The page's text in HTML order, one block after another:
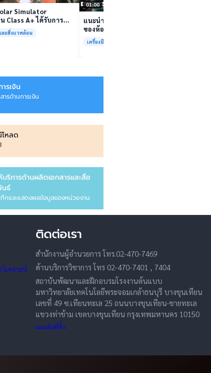
Simulator
Class A+ ได้รับการ
ตรฐาน ISO/IEC17025
บริการแล้ว
ละสิ่งแวดล้อม
01:00
แนะนำเครื่องมือวิเคราะห์ทดสอบ
ของห้องปฏิบัติการกลางเพื่อการ
วิเคราะห์กระบวนการและสิ่ง
แวดล้อม สรบ.มจธ.
เครื่องมือและการวิเคราะห์ทดสอบ
รเงิน
ารด้านการเงิน
โหลด
บริการด้านผลิตเอกสารและสื่อ
นธ์
กและแสดงผลข้อมูลของหน่วยงาน
เคราะห์
ติดต่อเรา
สำนักงานผู้อำนวยการ โทร.02-470-7469
ด้านบริการวิชาการ โทร 02-470-7401 , 7404
สถาบันพัฒนาและฝึกอบรมโรงงานต้นแบบ
มหาวิทยาลัยเทคโนโลยีพระจอมเกล้าธนบุรี บางขุนเทียน
เลขที่ 49 ซ.เทียนทะเล 25 ถนนบางขุนเทียน-ชายทะเล
แขวงท่าข้าม เขตบางขุนเทียน กรุงเทพมหานคร 10150
แผนผังที่ตั้ง